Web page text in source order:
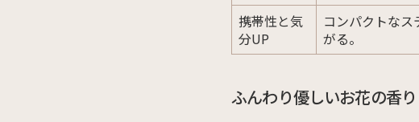
携帯性と気
分UP
コンパクトな
がる。
ふんわり優しいお花の香